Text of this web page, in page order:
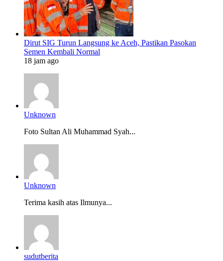
Dirut SIG Turun Langsung ke Aceh, Pastikan Pasokan
Semen Kembali Normal
18 jam ago
Unknown
Foto Sultan Ali Muhammad Syah...
Unknown
Terima kasih atas Ilmunya...
sudutberita